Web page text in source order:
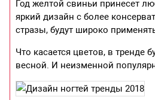
Год желтой свиньи принесет
яркий дизайн с более
стразы, будут широко
Что касается цветов, в тренде
весной. И неизменной